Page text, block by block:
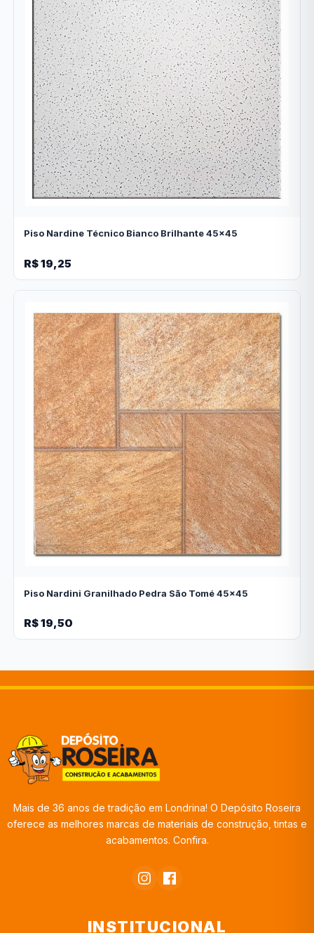
Piso Nardine Técnico Bianco Brilhante 45x45
R$ 19,25
Piso Nardini Granilhado Pedra São Tomé 45x45
R$ 19,50
Mais de 36 anos de tradição em Londrina! O Depósito Roseira
oferece as melhores marcas de materiais de construção, tintas e
acabamentos. Confira.
INSTITUCIONAL